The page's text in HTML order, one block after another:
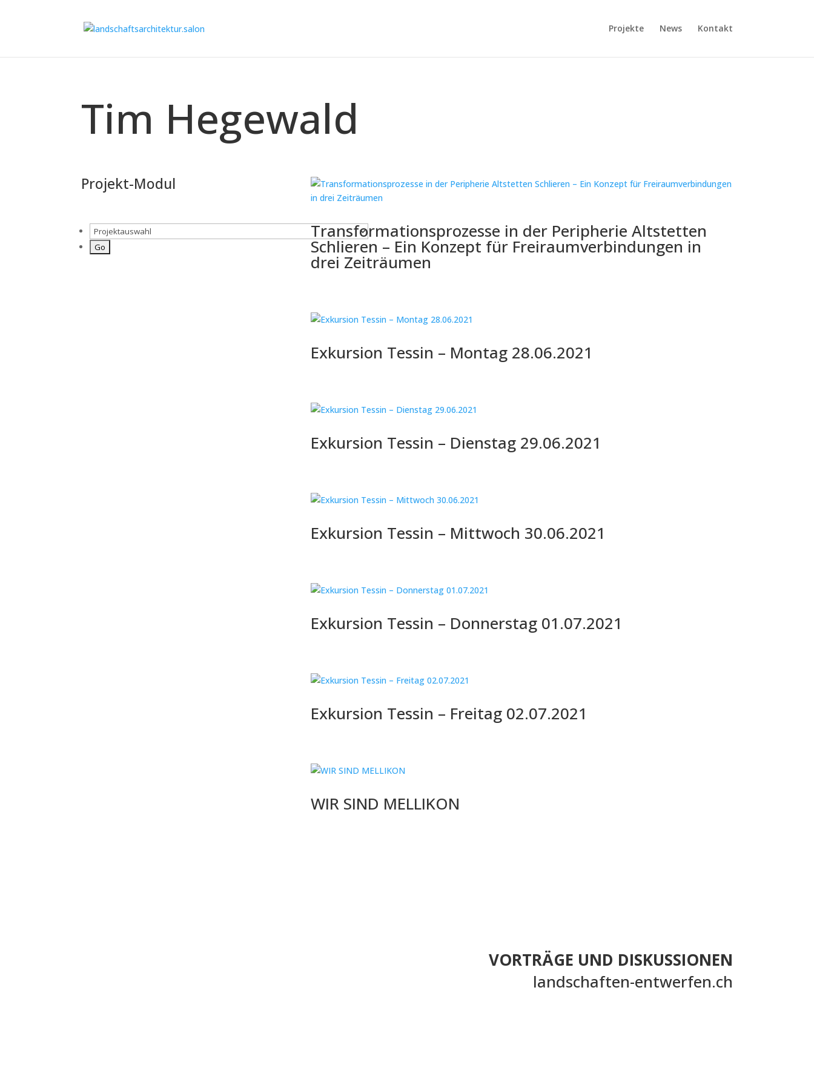
Projekte News Kontakt
Tim Hegewald
Projekt-Modul
Transformationsprozesse in der Peripherie Altstetten
Schlieren – Ein Konzept für Freiraumverbindungen in
drei Zeiträumen
Exkursion Tessin – Montag 28.06.2021
Exkursion Tessin – Dienstag 29.06.2021
Exkursion Tessin – Mittwoch 30.06.2021
Exkursion Tessin – Donnerstag 01.07.2021
Exkursion Tessin – Freitag 02.07.2021
WIR SIND MELLIKON
VORTRÄGE UND DISKUSSIONEN
landschaften-entwerfen.ch